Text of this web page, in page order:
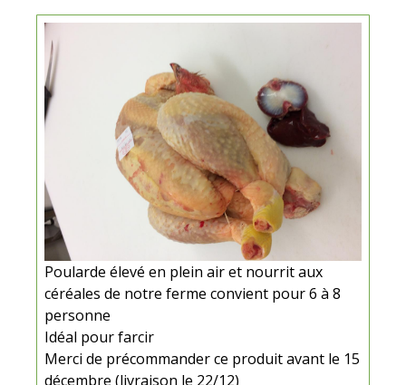
Poularde élevé en plein air et nourrit aux
céréales de notre ferme convient pour 6 à 8
personne
Idéal pour farcir
Merci de précommander ce produit avant le 15
décembre (livraison le 22/12)